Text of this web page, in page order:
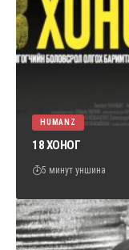
HUMANZ
18 ХОНОГ
5 минут уншина